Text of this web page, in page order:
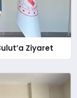
Ziyaret